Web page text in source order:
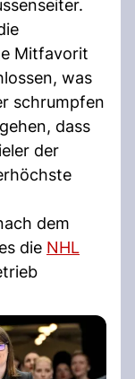
Mitfavorit
was
schrumpfen
dass
der
dem
die NHL